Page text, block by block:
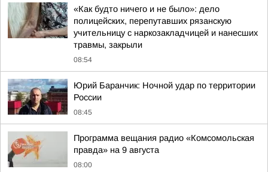
«Как будто ничего и не было»: дело
полицейских, перепутавших рязанскую
учительницу с наркозакладчицей и нанесших
травмы, закрыли
08:54
Юрий Баранчик: Ночной удар по территории
России
08:45
Программа вещания радио «Комсомольская
правда» на 9 августа
08:00